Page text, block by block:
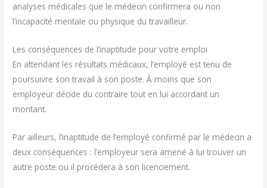
analyses médicales que le médecin confirmera ou non
l’incapacité mentale ou physique du travailleur.
Les conséquences de l’inaptitude pour votre emploi
En attendant les résultats médicaux, l’employé est tenu de
poursuivre son travail à son poste. À moins que son
employeur décide du contraire tout en lui accordant un
montant.
Par ailleurs, l’inaptitude de l’employé confirmé par le médecin a
deux conséquences : l’employeur sera amené à lui trouver un
autre poste ou il procédera à son licenciement.